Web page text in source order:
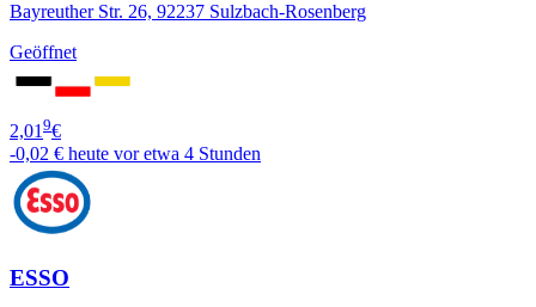
Bayreuther Str. 26, 92237 Sulzbach-Rosenberg
Geöffnet
2,019€
-0,02 € heute vor etwa 4 Stunden
ESSO